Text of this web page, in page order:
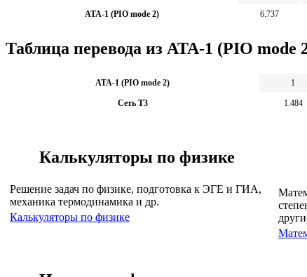
ATA-1 (PIO mode 2) 6.737
Таблица перевода из ATA-1 (PIO mode
ATA-1 (PIO mode 2) 1
Сеть T3 1.484
Калькуляторы по физике
Решение задач по физике, подготовка к ЭГЕ и ГИА,
механика термодинамика и др.
Калькуляторы по физике